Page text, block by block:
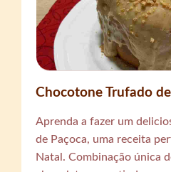
Chocotone Trufado
Aprenda a fazer um
de Paçoca, uma receita
Natal. Combinação única